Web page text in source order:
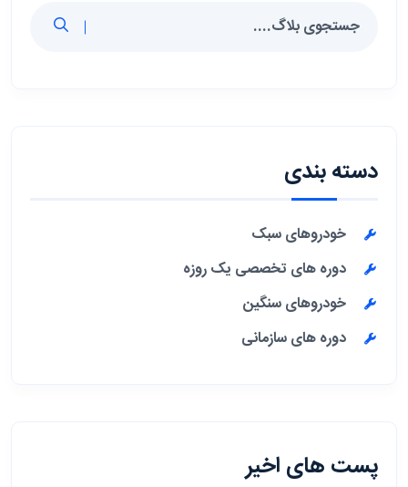
دسته بندی
خودروهای سبک
دوره های تخصصی یک روزه
خودروهای سنگین
دوره های سازمانی
پست های اخیر